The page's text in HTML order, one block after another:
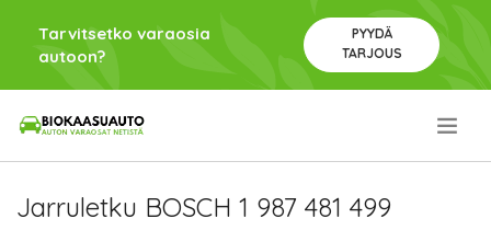
Tarvitsetko varaosia
autoon?
PYYDÄ
TARJOUS
Jarruletku BOSCH 1 987 481 499